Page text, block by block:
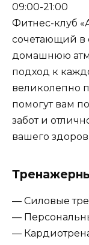
09:00-21:00
Фитнес-клуб
сочетающий в
домашнюю
подход к
великолепно
помогут вам
забот и
вашего
— Силовые
—
—